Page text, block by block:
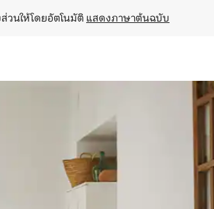
วนให้โดยอัตโนมัติ แสดงภาษาต้นฉบับ